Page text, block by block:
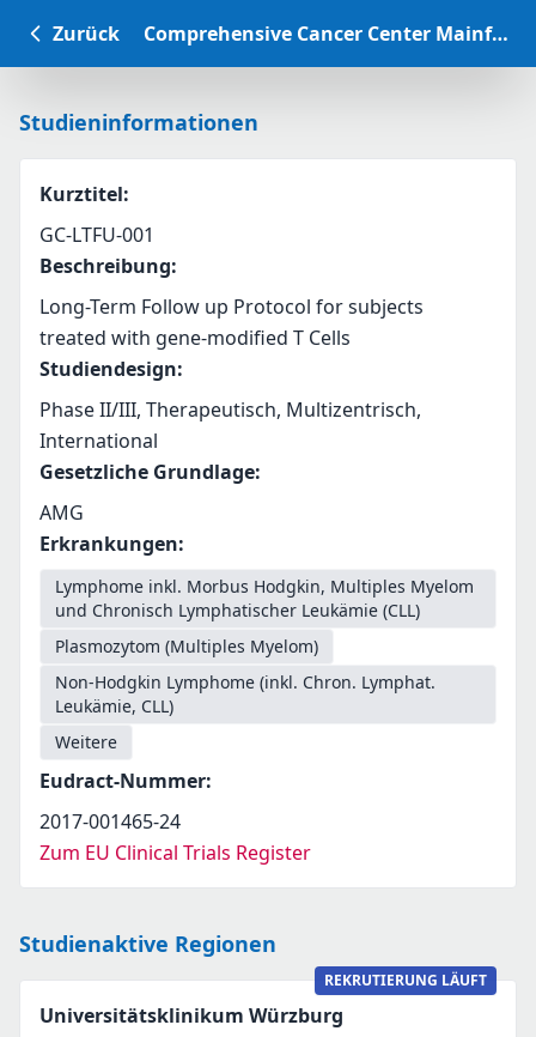
Zurück Comprehensive Cancer Center Mainfranken Studiendatenbank
Studieninformationen
Kurztitel:
GC-LTFU-001
Beschreibung:
Long-Term Follow up Protocol for subjects
treated with gene-modified T Cells
Studiendesign:
Phase II/III, Therapeutisch, Multizentrisch,
International
Gesetzliche Grundlage:
AMG
Erkrankungen:
Lymphome inkl. Morbus Hodgkin, Multiples Myelom
und Chronisch Lymphatischer Leukämie (CLL)
Plasmozytom (Multiples Myelom)
Non-Hodgkin Lymphome (inkl. Chron. Lymphat.
Leukämie, CLL)
Weitere
Eudract-Nummer:
2017-001465-24
Zum EU Clinical Trials Register
Studienaktive Regionen
REKRUTIERUNG LÄUFT
Universitätsklinikum Würzburg